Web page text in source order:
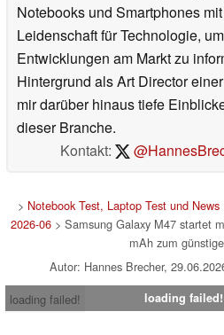
Notebooks und Smartphones
Leidenschaft für Technologie,
Entwicklungen am Markt zu
Hintergrund als Art Director
mir darüber hinaus tiefe
dieser Branche.
Kontakt:
> Notebook Test, Laptop Test und News
2026-06 > Samsung Galaxy M47 startet
mAh zum
Autor: Hannes Brecher,
loading failed!
loading failed!